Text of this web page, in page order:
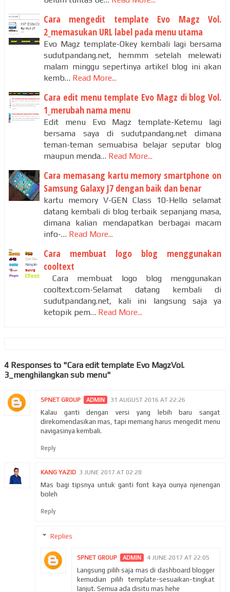
Cara mengedit template Evo Magz Vol.
2_memasukan URL label pada menu utama
Evo Magz template-Okey kembali lagi bersama
sudutpandang.net, hemmm setelah melewati
malam minggu sepertinya artikel blog ini akan
kemb… Read More...
Cara edit menu template Evo Magz di blog Vol.
1_merubah nama menu
Edit menu Evo Magz template-Ketemu lagi
bersama saya di sudutpandang.net dimana
teman-teman semuabisa belajar seputar blog
maupun menda… Read More...
Cara memasang kartu memory smartphone on
Samsung Galaxy J7 dengan baik dan benar
kartu memory V-GEN Class 10-Hello selamat
datang kembali di blog terbaik sepanjang masa,
dimana kalian mendapatkan berbagai macam
info-… Read More...
Cara membuat logo blog menggunakan
cooltext
Cara membuat logo blog menggunakan
cooltext.com-Selamat datang kembali di
sudutpandang.net, kali ini langsung saja ya
ketopik pem… Read More...
4 Responses to "Cara edit template Evo MagzVol.
3_menghilangkan sub menu"
SPNET GROUP 31 AUGUST 2016 AT 22:26
Kalau ganti dengan versi yang lebih baru sangat
direkomendasikan mas, tapi memang harus mengedit menu
navigasinya kembali.
Reply
KANG YAZID 3 JUNE 2017 AT 02:28
Mas bagi tipsnya untuk ganti font kaya ounya njenengan
boleh
Reply
Replies
SPNET GROUP 4 JUNE 2017 AT 22:05
Langsung pilih saja mas di dashboard blogger
kemudian pilih template-sesuaikan-tingkat
lanjut. Semua ada disitu mas hehe